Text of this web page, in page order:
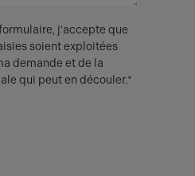
j'accepte que
soient exploitées
demande et de la
qui peut en découler.*